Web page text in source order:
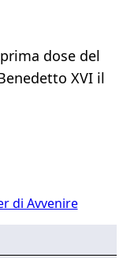
dose del
XVI il
di Avvenire